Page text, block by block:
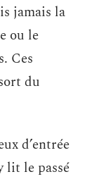
jamais la
ou le
Ces
du
d’entrée
lit le passé